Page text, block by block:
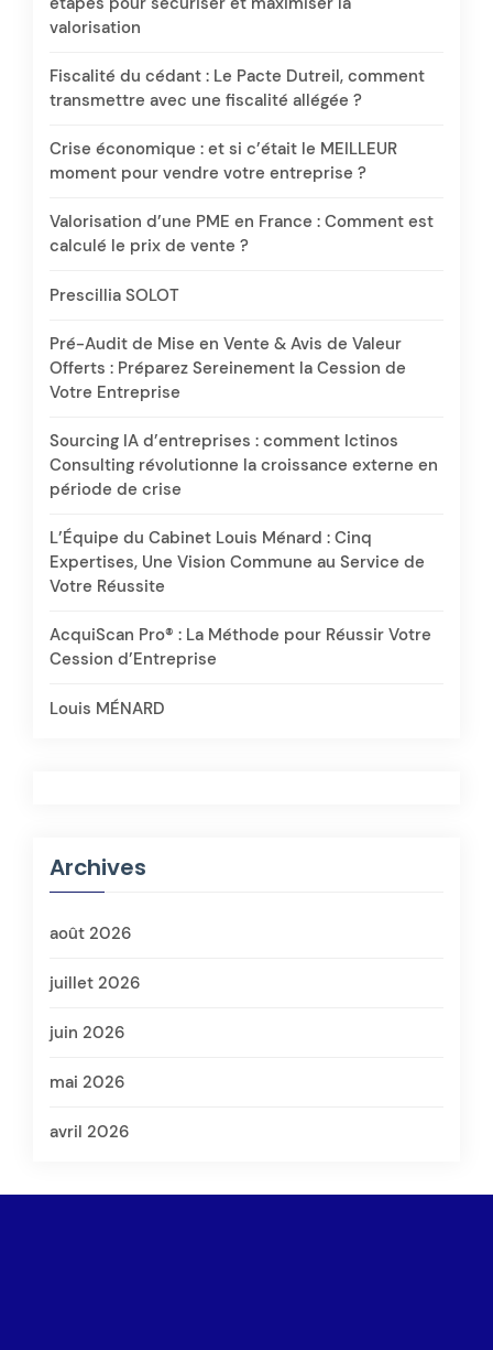
valorisation
Fiscalité du cédant : Le Pacte Dutreil, comment
transmettre avec une fiscalité allégée ?
Crise économique : et si c’était le MEILLEUR
moment pour vendre votre entreprise ?
Valorisation d’une PME en France : Comment est
calculé le prix de vente ?
Prescillia SOLOT
Pré-Audit de Mise en Vente & Avis de Valeur
Offerts : Préparez Sereinement la Cession de
Votre Entreprise
Sourcing IA d’entreprises : comment Ictinos
Consulting révolutionne la croissance externe en
période de crise
L’Équipe du Cabinet Louis Ménard : Cinq
Expertises, Une Vision Commune au Service de
Votre Réussite
AcquiScan Pro® : La Méthode pour Réussir Votre
Cession d’Entreprise
Louis MÉNARD
Archives
août 2026
juillet 2026
juin 2026
mai 2026
avril 2026